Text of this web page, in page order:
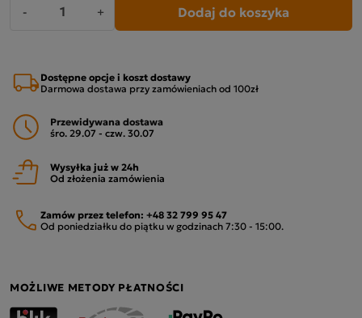
- + Dodaj do koszyka
Dostępne opcje i koszt dostawy
Darmowa dostawa przy zamówieniach od 100zł
Przewidywana dostawa
śro. 29.07 - czw. 30.07
Wysyłka już w 24h
Od złożenia zamówienia
Zamów przez telefon: +48 32 799 95 47
Od poniedziałku do piątku w godzinach 7:30 - 15:00.
MOŻLIWE METODY PŁATNOŚCI